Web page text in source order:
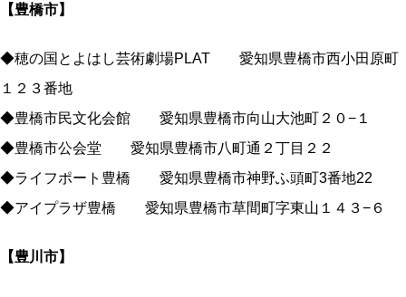
【豊橋市】
◆穂の国とよはし芸術劇場PLAT 愛知県豊橋市西小田原町
１２３番地
◆豊橋市民文化会館 愛知県豊橋市向山大池町２０−１
◆豊橋市公会堂 愛知県豊橋市八町通２丁目２２
◆ライフポート豊橋 愛知県豊橋市神野ふ頭町3番地22
◆アイプラザ豊橋 愛知県豊橋市草間町字東山１４３−６
【豊川市】